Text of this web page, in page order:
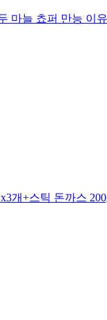
마늘 쵸퍼 만능 이
개+스틱 돈까스